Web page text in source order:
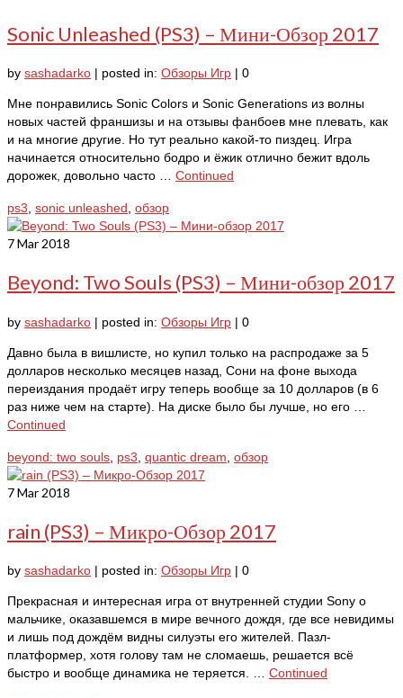
Sonic Unleashed (PS3) – Мини-Обзор 2017
by sashadarko | posted in: Обзоры Игр | 0
Мне понравились Sonic Colors и Sonic Generations из волны
новых частей франшизы и на отзывы фанбоев мне плевать, как
и на многие другие. Но тут реально какой-то пиздец. Игра
начинается относительно бодро и ёжик отлично бежит вдоль
дорожек, довольно часто … Continued
ps3 sonic unleashed обзор
7Mar 2018
Beyond: Two Souls (PS3) – Мини-обзор 2017
by sashadarko | posted in: Обзоры Игр | 0
Давно была в вишлисте, но купил только на распродаже за 5
долларов несколько месяцев назад, Сони на фоне выхода
переиздания продаёт игру теперь вообще за 10 долларов (в 6
раз ниже чем на старте). На диске было бы лучше, но его …
Continued
beyond: two souls ps3 quantic dream обзор
7Mar 2018
rain (PS3) – Микро-Обзор 2017
by sashadarko | posted in: Обзоры Игр | 0
Прекрасная и интересная игра от внутренней студии Sony о
мальчике, оказавшемся в мире вечного дождя, где все невидимы
и лишь под дождём видны силуэты его жителей. Пазл-
платформер, хотя голову там не сломаешь, решается всё
быстро и вообще динамика не теряется. … Continued